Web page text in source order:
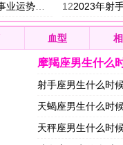
势详解
122023年射手
血型
摩羯座男生什么
射手座男生什么时
天蝎座男生什么时
天秤座男生什么时